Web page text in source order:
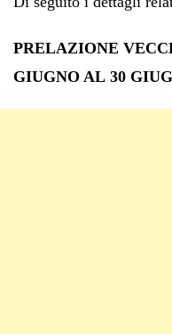
PRELAZIONE
GIUGNO AL 30